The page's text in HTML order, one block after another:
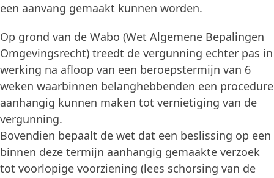
een aanvang gemaakt kunnen worden.
Op grond van de Wabo (Wet Algemene Bepalingen
Omgevingsrecht) treedt de vergunning echter pas in
werking na afloop van een beroepstermijn van 6
weken waarbinnen belanghebbenden een procedure
aanhangig kunnen maken tot vernietiging van de
vergunning.
Bovendien bepaalt de wet dat een beslissing op een
binnen deze termijn aanhangig gemaakte verzoek
tot voorlopige voorziening (lees schorsing van de